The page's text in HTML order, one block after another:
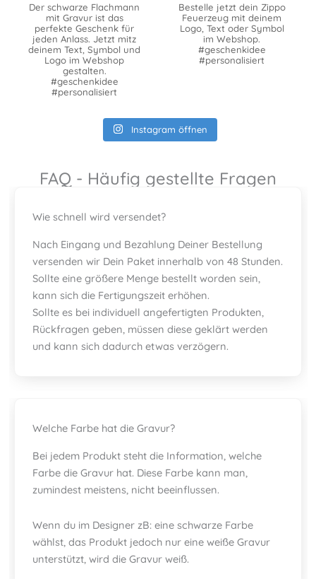
Der schwarze Flachmann
mit Gravur ist das
perfekte Geschenk für
jeden Anlass. Jetzt mitz
deinem Text, Symbol und
Logo im Webshop
gestalten.
#geschenkidee
#personalisiert
Bestelle jetzt dein Zippo
Feuerzeug mit deinem
Logo, Text oder Symbol
im Webshop.
#geschenkidee
#personalisiert
Instagram öffnen
FAQ - Häufig gestellte Fragen
Wie schnell wird versendet?
Nach Eingang und Bezahlung Deiner Bestellung
versenden wir Dein Paket innerhalb von 48 Stunden.
Sollte eine größere Menge bestellt worden sein,
kann sich die Fertigungszeit erhöhen.
Sollte es bei individuell angefertigten Produkten,
Rückfragen geben, müssen diese geklärt werden
und kann sich dadurch etwas verzögern.
Welche Farbe hat die Gravur?
Bei jedem Produkt steht die Information, welche
Farbe die Gravur hat. Diese Farbe kann man,
zumindest meistens, nicht beeinflussen.
Wenn du im Designer zB: eine schwarze Farbe
wählst, das Produkt jedoch nur eine weiße Gravur
unterstützt, wird die Gravur weiß.